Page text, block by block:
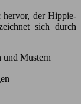
hervor, der Hippie-
sich durch
und Mustern